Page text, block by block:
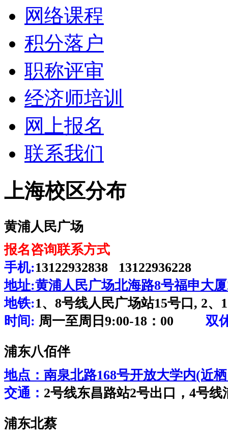
网络课程
积分落户
职称评审
经济师培训
网上报名
联系我们
上海校区分布
黄浦人民广场
报名咨询联系方式
手机:13122932838 13122936228
地址:黄浦人民广场北海路8号福申大
地铁:1、8号线人民广场站15号口, 2
时间: 周一至周日9:00-18：00双
浦东八佰伴
地点： 南泉北路168号开放大学内(近
交通： 2号线东昌路站2号出口，4号
浦东北蔡